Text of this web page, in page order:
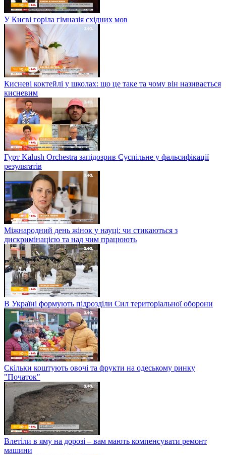
У Києві горіла гімназія східних мов
Кисневі коктейлі у школах: що це таке та чому він називається
кисневим
Гурт Kalush Orchestra запідозрив Суспільне у фальсифікації
результатів
Міжнародний день жінок у науці: чи стикаються з
дискримінацією та над чим працюють
В Україні формують підрозділи Сил територіальної оборони
Скільки коштують овочі та фрукти на одеському ринку
"Початок"
Влетіли в яму на дорозі – вам мають компенсувати ремонт
машини